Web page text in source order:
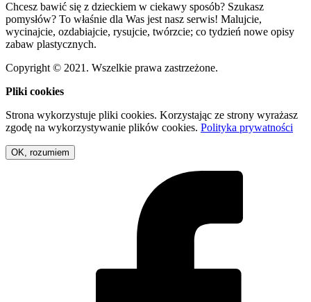
Chcesz bawić się z dzieckiem w ciekawy sposób? Szukasz
pomysłów? To właśnie dla Was jest nasz serwis! Malujcie,
wycinajcie, ozdabiajcie, rysujcie, twórzcie; co tydzień nowe opisy
zabaw plastycznych.
Copyright © 2021. Wszelkie prawa zastrzeżone.
Pliki cookies
Strona wykorzystuje pliki cookies. Korzystając ze strony wyrażasz
zgodę na wykorzystywanie plików cookies. Polityka prywatności
OK, rozumiem